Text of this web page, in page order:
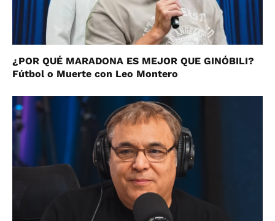
¿POR QUÉ MARADONA ES MEJOR QUE GINÓBILI?
Fútbol o Muerte con Leo Montero